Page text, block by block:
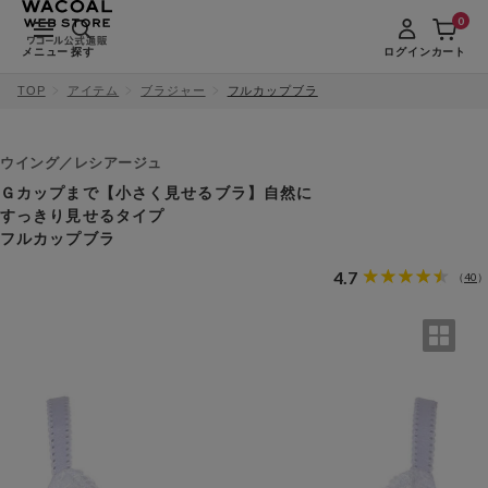
メニュー 探す ログインカート
0
TOP アイテム ブラジャー フルカップブラ
ウイング／レシアージュ
Ｇカップまで【小さく見せるブラ】自然に
すっきり見せるタイプ
フルカップブラ
4.7 （40 ）